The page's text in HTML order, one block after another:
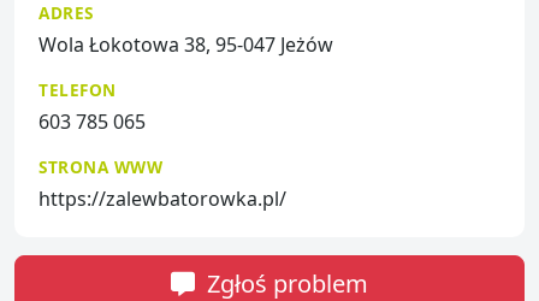
ADRES
Wola Łokotowa 38, 95-047 Jeżów
TELEFON
603 785 065
STRONA WWW
https://zalewbatorowka.pl/
Zgłoś problem